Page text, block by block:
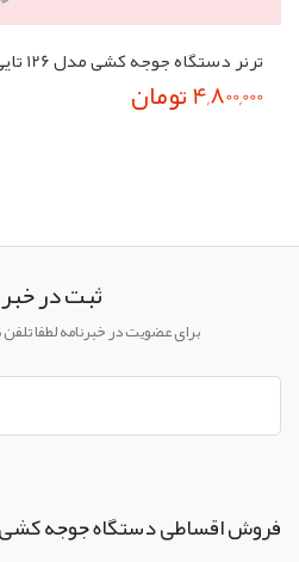
4,800,000 تومان
ثبت در
برای عضویت در خبرنامه لطفا تلفن
فروش اقساطی دستگاه جوجه کشی